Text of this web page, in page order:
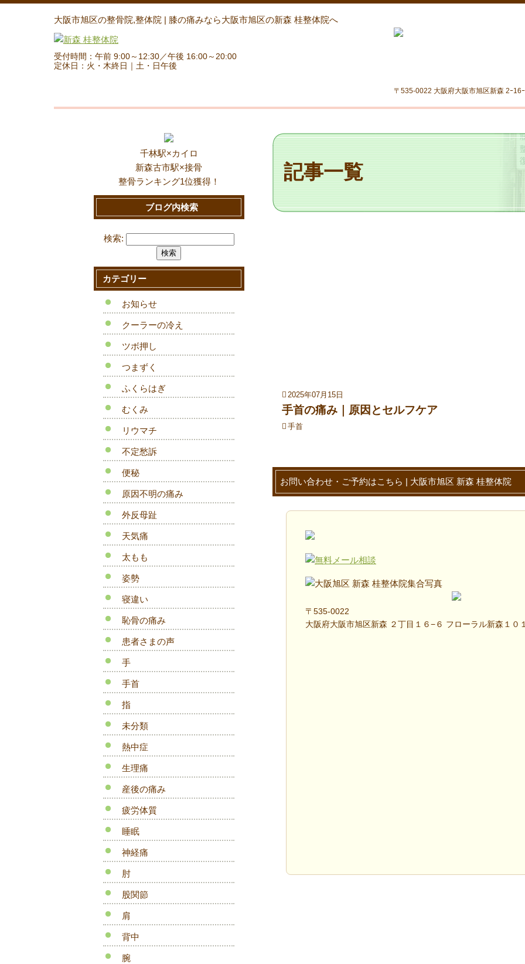
大阪市旭区の整骨院,整体院 | 膝の痛みなら大阪市旭区の新森 桂整体院へ
受付時間：午前 9:00～12:30／午後 16:00～20:00
定休日：火・木終日｜土・日午後
〒535-0022 大阪府大阪市旭区新森 2ｰ
記事一覧
2025年07月15日
手首の痛み｜原因とセルフケア
手首
お問い合わせ・ご予約はこちら | 大阪市旭区 新森 桂整体院
〒535-0022
大阪府大阪市旭区新森 ２丁目１６−６ フローラル新森１０
千林駅×カイロ
新森古市駅×接骨
整骨ランキング1位獲得！
ブログ内検索
検索:
カテゴリー
お知らせ
クーラーの冷え
ツボ押し
つまずく
ふくらはぎ
むくみ
リウマチ
不定愁訴
便秘
原因不明の痛み
外反母趾
天気痛
太もも
姿勢
寝違い
恥骨の痛み
患者さまの声
手
手首
指
未分類
熱中症
生理痛
産後の痛み
疲労体質
睡眠
神経痛
肘
股関節
肩
背中
腕